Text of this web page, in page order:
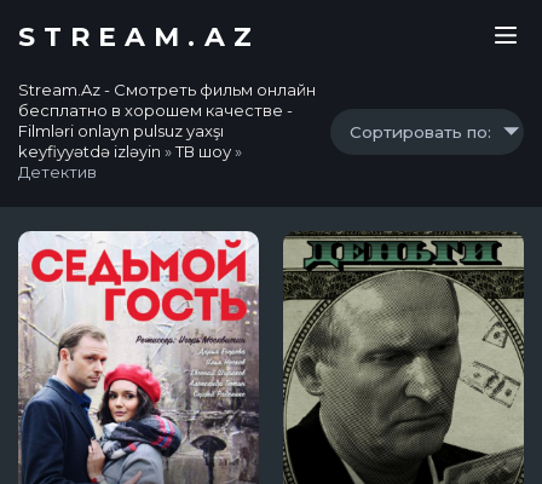
STREAM.AZ
Stream.Az - Смотреть фильм онлайн
бесплатно в хорошем качестве -
Filmləri onlayn pulsuz yaxşı
keyfiyyətdə izləyin »ТВ шоу»
Детектив
Сортировать по: